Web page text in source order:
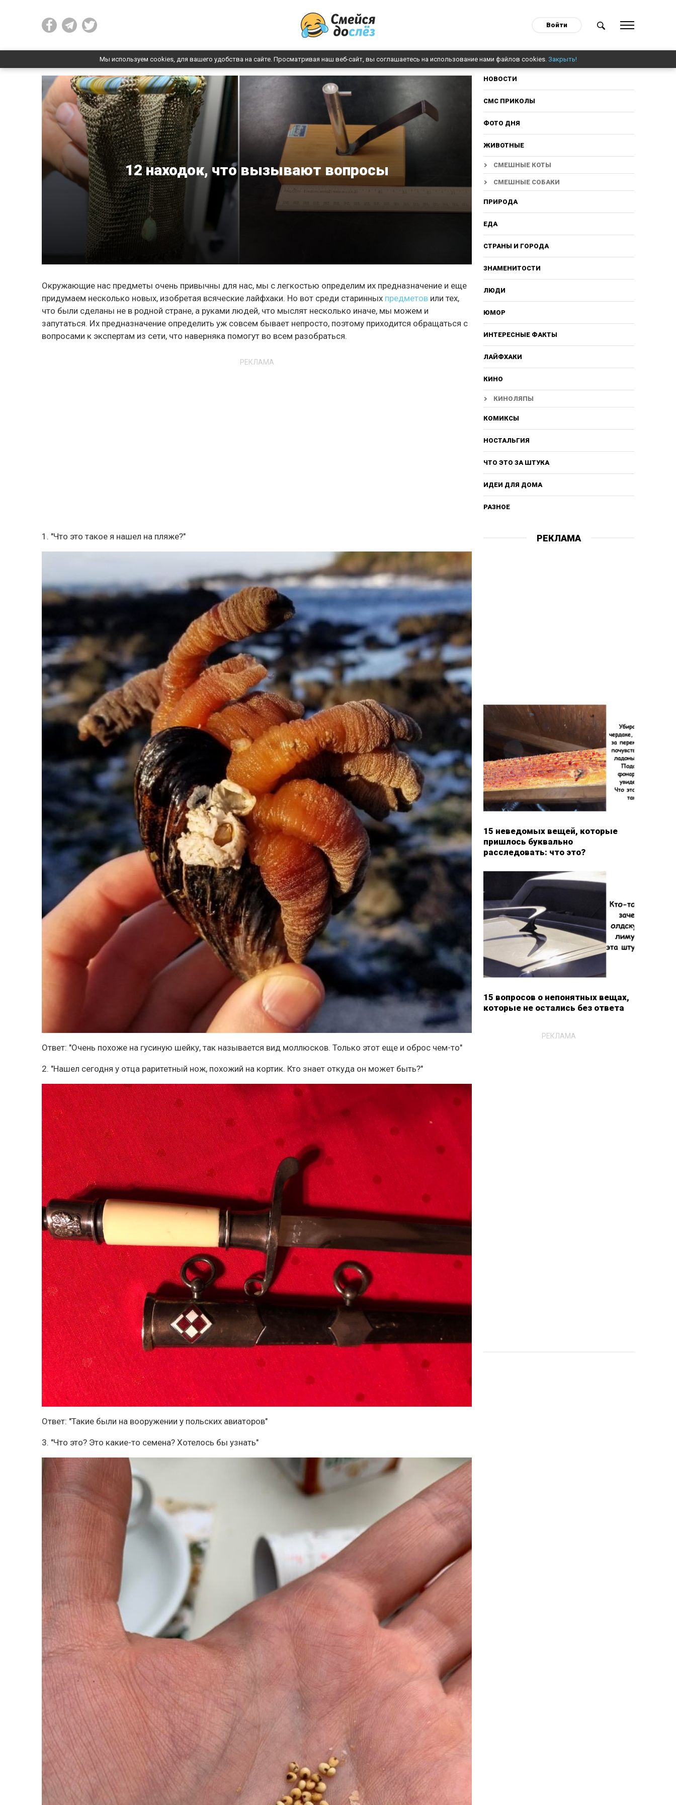
Войти
Мы используем cookies, для вашего удобства на сайте. Просматривая наш веб-сайт, вы соглашаетесь на использование нами файлов cookies. Закрыть!
12 находок, что вызывают вопросы
Окружающие нас предметы очень привычны для нас, мы с легкостью определим их предназначение и еще
придумаем несколько новых, изобретая всяческие лайфхаки. Но вот среди старинных предметов или тех,
что были сделаны не в родной стране, а руками людей, что мыслят несколько иначе, мы можем и
запутаться. Их предназначение определить уж совсем бывает непросто, поэтому приходится обращаться с
вопросами к экспертам из сети, что наверняка помогут во всем разобраться.
РЕКЛАМА
1. "Что это такое я нашел на пляже?"
Ответ: "Очень похоже на гусиную шейку, так называется вид моллюсков. Только этот еще и оброс чем-то"
2. "Нашел сегодня у отца раритетный нож, похожий на кортик. Кто знает откуда он может быть?"
Ответ: "Такие были на вооружении у польских авиаторов"
3. "Что это? Это какие-то семена? Хотелось бы узнать"
НОВОСТИ
СМС ПРИКОЛЫ
ФОТО ДНЯ
ЖИВОТНЫЕ
СМЕШНЫЕ КОТЫ
СМЕШНЫЕ СОБАКИ
ПРИРОДА
ЕДА
СТРАНЫ И ГОРОДА
ЗНАМЕНИТОСТИ
ЛЮДИ
ЮМОР
ИНТЕРЕСНЫЕ ФАКТЫ
ЛАЙФХАКИ
КИНО
КИНОЛЯПЫ
КОМИКСЫ
НОСТАЛЬГИЯ
ЧТО ЭТО ЗА ШТУКА
ИДЕИ ДЛЯ ДОМА
РАЗНОЕ
РЕКЛАМА
15 неведомых вещей, которые
пришлось буквально
расследовать: что это?
15 вопросов о непонятных вещах,
которые не остались без ответа
РЕКЛАМА